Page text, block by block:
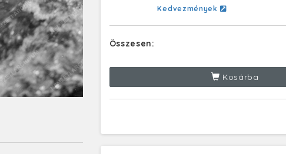
Kedvezmények
Összesen:
Kosárba